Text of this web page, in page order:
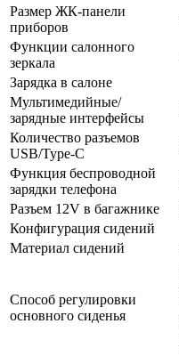
Размер ЖК-панели
приборов
Функции салонного
зеркала
Зарядка в салоне
Мультимедийные/
зарядные интерфейсы
Количество разъемов
USB/Type-C
Функция беспроводной
зарядки телефона
Разъем 12V в багажнике
Конфигурация сидений
Материал сидений
Способ регулировки
основного сиденья